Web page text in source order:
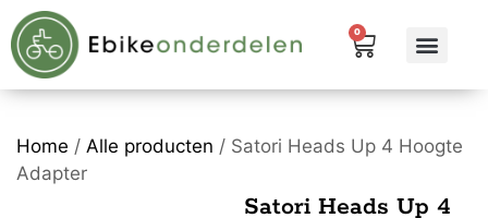
0
Home / Alle producten / Satori Heads Up 4 Hoogte
Adapter
Satori Heads Up 4